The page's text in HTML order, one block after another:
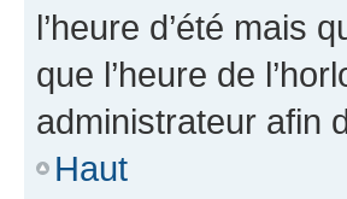
l’heure d’été mais
que l’heure de
administrateur afin
Haut